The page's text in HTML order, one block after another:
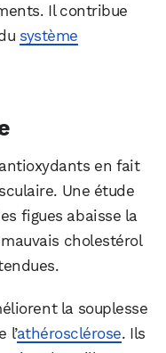
Il contribue
système
en fait
Une étude
figues abaisse la
cholestérol
la souplesse
l’athérosclérose. Ils